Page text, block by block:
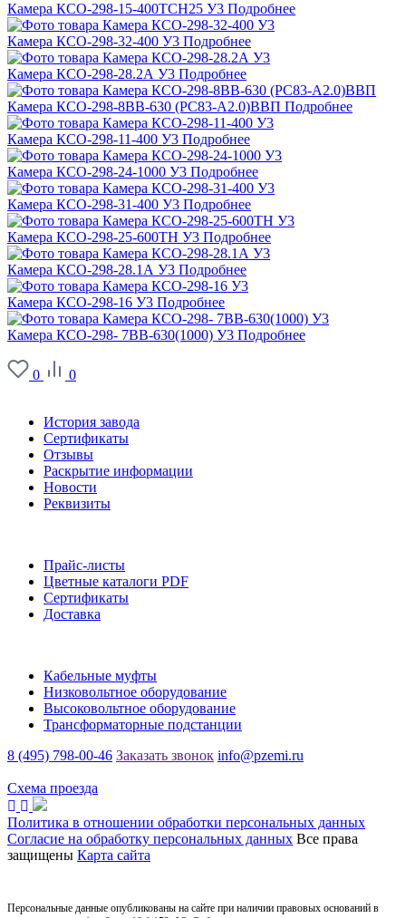
Камера КСО-298-15-400ТСН25 У3 Подробнее
Камера КСО-298-32-400 У3 Подробнее
Камера КСО-298-28.2А У3 Подробнее
Камера КСО-298-8ВВ-630 (РС83-А2.0)ВВП Подробнее
Камера КСО-298-11-400 У3 Подробнее
Камера КСО-298-24-1000 У3 Подробнее
Камера КСО-298-31-400 У3 Подробнее
Камера КСО-298-25-600ТН У3 Подробнее
Камера КСО-298-28.1А У3 Подробнее
Камера КСО-298-16 У3 Подробнее
Камера КСО-298- 7ВВ-630(1000) У3 Подробнее
0
0
История завода
Сертификаты
Отзывы
Раскрытие информации
Новости
Реквизиты
Прайс-листы
Цветные каталоги PDF
Сертификаты
Доставка
Кабельные муфты
Низковольтное оборудование
Высоковольтное оборудование
Трансформаторные подстанции
8 (495) 798-00-46 Заказать звонок info@pzemi.ru
Схема проезда
Политика в отношении обработки персональных данных
Согласие на обработку персональных данных Все права
защищены Карта сайта
Персональные данные опубликованы на сайте при наличии правовых оснований в